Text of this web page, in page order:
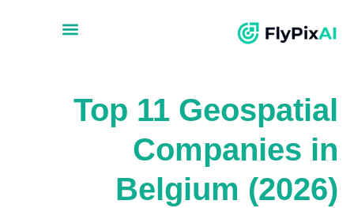
Top 11 Geospatial
Companies in
Belgium (2026)